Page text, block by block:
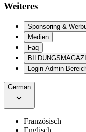
Weiteres
Sponsoring &
Medien
Faq
Login Admin
German
Französisch
Englisch